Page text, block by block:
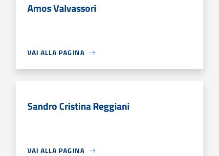
Amos Valvassori
VAI ALLA PAGINA
Sandro Cristina Reggiani
VAI ALLA PAGINA